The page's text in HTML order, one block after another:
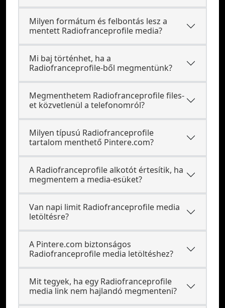
Milyen formátum és felbontás lesz a
mentett Radiofranceprofile media?
Mi baj történhet, ha a
Radiofranceprofile-ből megmentünk?
Megmenthetem Radiofranceprofile files-
et közvetlenül a telefonomról?
Milyen típusú Radiofranceprofile
tartalom menthető Pintere.com?
A Radiofranceprofile alkotót értesítik, ha
megmentem a media-esüket?
Van napi limit Radiofranceprofile media
letöltésre?
A Pintere.com biztonságos
Radiofranceprofile media letöltéshez?
Mit tegyek, ha egy Radiofranceprofile
media link nem hajlandó megmenteni?